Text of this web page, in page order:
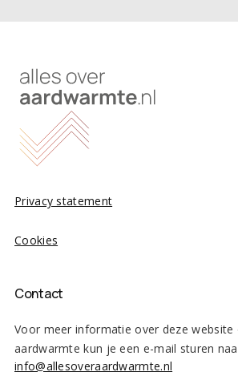
Privacy statement
Cookies
Contact
Voor meer informatie over deze website
aardwarmte kun je een e-mail sturen
info@allesoveraardwarmte.nl